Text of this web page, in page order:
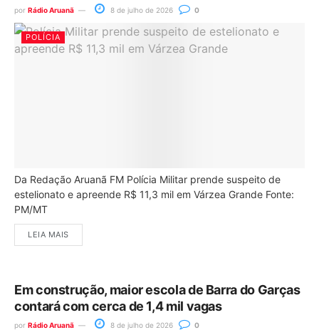
por Rádio Aruanã 8 de julho de 2026 0
POLÍCIA
Da Redação Aruanã FM Polícia Militar prende suspeito de
estelionato e apreende R$ 11,3 mil em Várzea Grande Fonte:
PM/MT
LEIA MAIS
Em construção, maior escola de Barra do Garças
contará com cerca de 1,4 mil vagas
por Rádio Aruanã 8 de julho de 2026 0